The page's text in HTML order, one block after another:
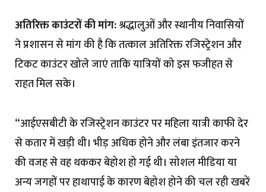
अतिरिक्त काउंटरों की मांग:श्रद्धालुओं और स्थानीय निवासियों
ने प्रशासन से मांग की है कि तत्काल अतिरिक्त रजिस्ट्रेशन और
टिकट काउंटर खोले जाएं ताकि यात्रियों को इस फजीहत से
राहत मिल सके।
“आईएसबीटी के रजिस्ट्रेशन काउंटर पर महिला यात्री काफी देर
से कतार में खड़ी थी। भीड़ अधिक होने और लंबा इंतजार करने
की वजह से वह थककर बेहोश हो गई थी। सोशल मीडिया या
अन्य जगहों पर हाथापाई के कारण बेहोश होने की चल रही खबरें